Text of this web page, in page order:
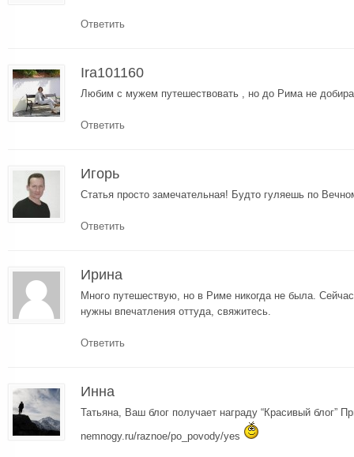
Ответить
Ira101160
Любим с мужем путешествовать , но до Рима не
Ответить
Игорь
Статья просто замечательная! Будто гуляешь по
Ответить
Ирина
Много путешествую, но в Риме никогда не была.
нужны впечатления оттуда, свяжитесь.
Ответить
Инна
Татьяна, Ваш блог получает награду “Красивый блог”
nemnogy.ru/raznoe/po_povody/yes